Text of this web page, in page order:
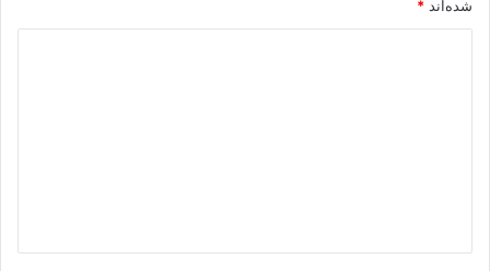
شده‌اند *